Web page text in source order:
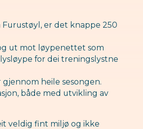
er det knappe 250
ut mot løypenettet som
for dei treningslystne
heile sesongen.
både med utvikling av
veldig fint miljø og ikke